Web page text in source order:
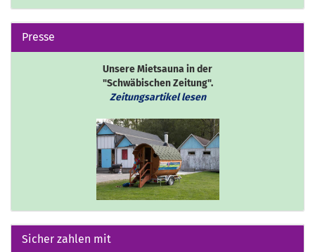
Presse
Unsere Mietsauna in der
"Schwäbischen Zeitung".
Zeitungsartikel lesen
Sicher zahlen mit